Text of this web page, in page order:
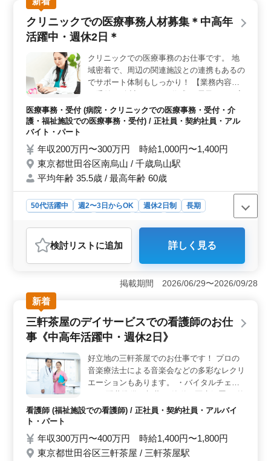
ビルから保育園まで幅広い案件に携われます。経験豊富
な方を求めており、建築施工管理技士や建築士の資格と
実務経験が必要です。 ＜勤務条件と給与＞ 場所は
世田谷区上用賀で、車通勤も可です。週5〜6日の勤務
で、月収は35万円から55万円、交通費支給や社会保険完
備があります。勤務時間は8:00〜18:00で、休憩時間は90
分あります。時間外勤務もありますので、柔軟な対応が
必要です。 ＜企業情報と年齢層＞ 企業は建築工事
年齢は47.8歳。60歳以上のベテランスタッフも在籍して
います。男性8：女性2の比率で、禁煙環境です。
クリニックでの医療事務人材募集＊中高年
活躍中・週休2日＊
クリニックでの医療事務のお仕事です。 地
域密着で、周辺の関連施設との連携もあるの
でサポート体制もしっかり！ 【業務内容】
力 ・レセプト作成 ・診療補助 等 ＊50代の
方も活躍中！ ＊医療事務、医療秘書、病院
ご応募お待ちしております！
医療事務・受付 (病院・クリニックでの医療事務・受付・介
護・福祉施設での医療事務・受付) / 正社員・契約社員・アル
バイト・パート
年収200万円〜300万円 時給1,000円〜1,400円
東京都世田谷区南烏山 / 千歳烏山駅
平均年齢 35.5歳 / 最高年齢 60歳
50代活躍中 週2〜3日からOK 週休2日制
長期
医療事務・受付
おすすめポイント
＜安定した医療事務のお仕事＞ 東京都世田谷区南烏山
に位置するクリニックでは、医療事務の人材を積極的に
募集しています。これまでの経験を活かしながら、クリ
ニックでの医療事務のお仕事に携わりませんか？中高年
の方も多数活躍中で、週休2日制で働きやすい環境で
す。 ＜充実の業務内容＞ 受付、会計、カルテ作
成、電子カルテ入力、レセプト作成、診療補助など、医
ので、周辺の関連施設との連携も密接で、患者さんへの
サポート体制がしっかりしています。 ＜経験を活か
せる環境＞ 医療事務、医療秘書、病院受付などの経験
をお持ちの方はもちろん、50代の方も多数活躍していま
す。クリニック運営の経験豊富な方も歓迎します。給与
面や待遇面も充実しており、安定して長く働ける環境で
す。
検討リスト に追加 詳しく見る
掲載期間 2026/06/29〜2026/09/28
新着
三軒茶屋のデイサービスでの看護師のお仕
事《中高年活躍中・週休2日》
好立地の三軒茶屋でのお仕事です！ プロの
音楽療法士による音楽会などの多彩なレクリ
エーションもあります。 ・バイタルチェッ
出の付き添い ・介護職員への医療に関する
防、蔓延の防止 ・感染性胃腸炎など感染症
発生の予防、蔓延の防止 ・吸引、呼吸器ケ
看護師 (福祉施設での看護師) / 正社員・契約社員・アルバイ
ト・パート
年収300万円〜400万円 時給1,400円〜1,800円
東京都世田谷区三軒茶屋 / 三軒茶屋駅